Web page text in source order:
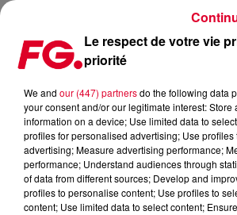
FG MIX : MARTIN GARRIX
Le respect de votre vie
priorité
We and our (447) partnersdo the following data
your consent and/or our legitimate interest: Store
information on a device; Use limited data to
profiles for personalised advertising; Use
advertising; Measure advertising performance;
performance; Understand audiences through
of data from different sources; Develop and
profiles to personalise content; Use profiles to
content; Use limited data to select content;